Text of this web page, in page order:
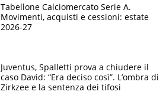
Tabellone Calciomercato Serie A.
Movimenti, acquisti e cessioni: estate
2026-27
Juventus, Spalletti prova a chiudere il
caso David: “Era deciso così”. L’ombra di
Zirkzee e la sentenza dei tifosi